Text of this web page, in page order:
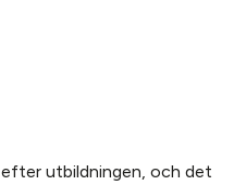
efter utbildningen, och det